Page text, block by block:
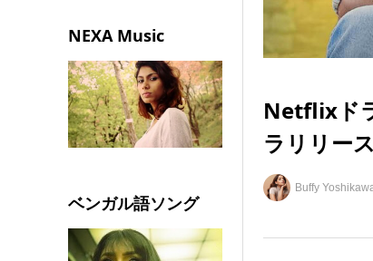
Netflixド
ラリリー
Buffy
NEXA Music
ベンガル語ソング